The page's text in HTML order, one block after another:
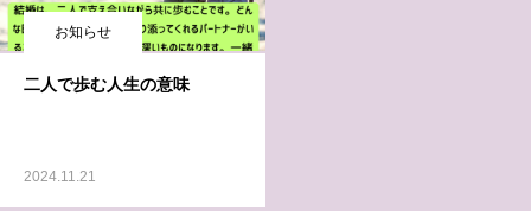
お知らせ
二人で歩む人生の意味
2024.11.21